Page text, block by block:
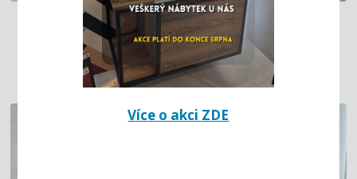
MALÁ KOUPELNA V CIHLOVÉM DOMĚ
(ŽATEC)
Více o akci ZDE